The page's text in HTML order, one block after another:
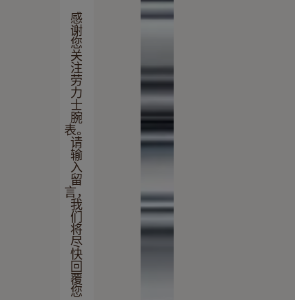
感
谢
您
关
注
劳
力
士
腕
表。
请
输
入
留
言，
我
们
将
尽
快
回
覆
您